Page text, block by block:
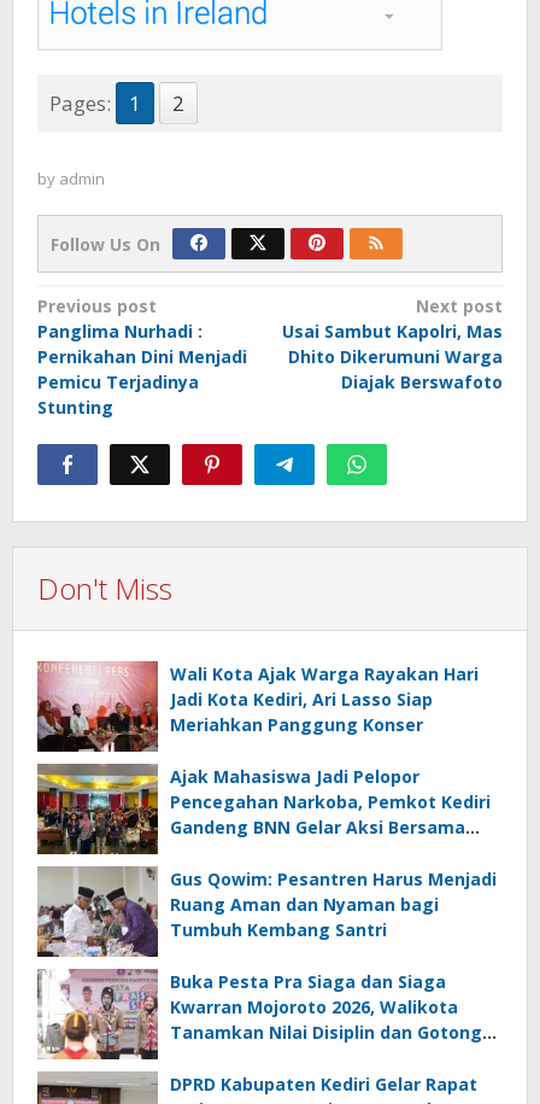
Pages: 1 2
by admin
Follow Us On
Post
navigation
Previous post
Panglima Nurhadi :
Pernikahan Dini Menjadi
Pemicu Terjadinya
Stunting
Next post
Usai Sambut Kapolri, Mas
Dhito Dikerumuni Warga
Diajak Berswafoto
Don't Miss
Wali Kota Ajak Warga Rayakan Hari
Jadi Kota Kediri, Ari Lasso Siap
Meriahkan Panggung Konser
Ajak Mahasiswa Jadi Pelopor
Pencegahan Narkoba, Pemkot Kediri
Gandeng BNN Gelar Aksi Bersama
Gus Qowim: Pesantren Harus Menjadi
Ruang Aman dan Nyaman bagi
Tumbuh Kembang Santri
Buka Pesta Pra Siaga dan Siaga
Kwarran Mojoroto 2026, Walikota
Tanamkan Nilai Disiplin dan Gotong
DPRD Kabupaten Kediri Gelar Rapat